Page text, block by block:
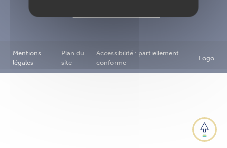
Mentions
légales
Plan du
site
Accessibilité : partiellement
conforme
Logo